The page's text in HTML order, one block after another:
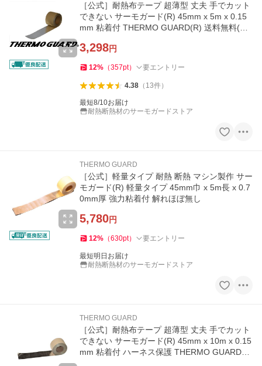
［公式］耐熱布テープ 超薄型 丈夫 手でカット
できない サーモガード(R) 45mm x 5m x 0.15
mm 粘着付 THERMO GUARD(R) 送料無料(沖
3,298円
12% （357pt） 要エントリー
4.38（ 13件）
最短8/10お届け
耐熱断熱材のサーモガードストア
THERMO GUARD
［公式］軽量タイプ 耐熱 断熱 マシン製作 サー
モガード(R) 軽量タイプ 45mm巾 x 5m長 x 0.7
0mm厚 強力粘着付 解れほぼ無し
5,780円
12% （630pt） 要エントリー
最短明日お届け
耐熱断熱材のサーモガードストア
THERMO GUARD
［公式］耐熱布テープ 超薄型 丈夫 手でカット
できない サーモガード(R) 45mm x 10m x 0.15
mm 粘着付 ハーネス保護 THERMO GUARD